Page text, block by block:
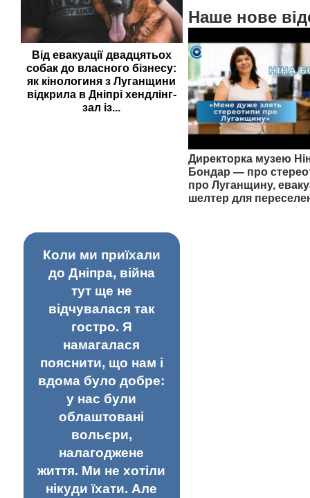
Від евакуації двадцятьох
собак до власного бізнесу:
як кінологиня з Луганщини
відкрила в Дніпрі хендлінг-
зал із...
Наше нове
Директорка музею
Бондар — про
про Луганщину,
шелтер для
Коли ми приїхали
до Дніпра, війна
тут ще не
відчувалася так
гостро. Я
намагалася
пояснити, що нам і
вдома було добре:
у нас були
облаштовані
вольєри,
налагоджене
життя. Ми не хотіли
нікуди їхати. Але